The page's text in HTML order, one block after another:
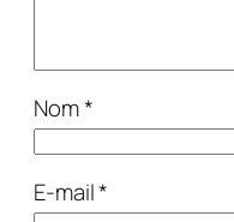
Nom*
E-mail*